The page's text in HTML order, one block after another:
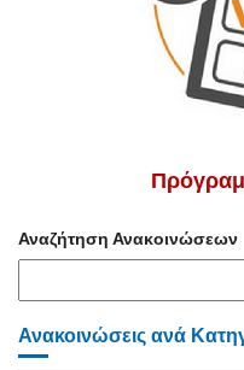
Αναζήτηση Ανακοινώσεων
Ανακοινώσεις ανά